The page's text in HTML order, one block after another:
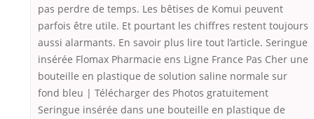
pas perdre de temps. Les bêtises de Komui peuvent
parfois être utile. Et pourtant les chiffres restent toujours
aussi alarmants. En savoir plus lire tout l’article. Seringue
insérée Flomax Pharmacie ens Ligne France Pas Cher une
bouteille en plastique de solution saline normale sur
fond bleu | Télécharger des Photos gratuitement
Seringue insérée dans une bouteille en plastique de